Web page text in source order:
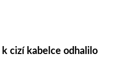
cizí kabelce odhalilo